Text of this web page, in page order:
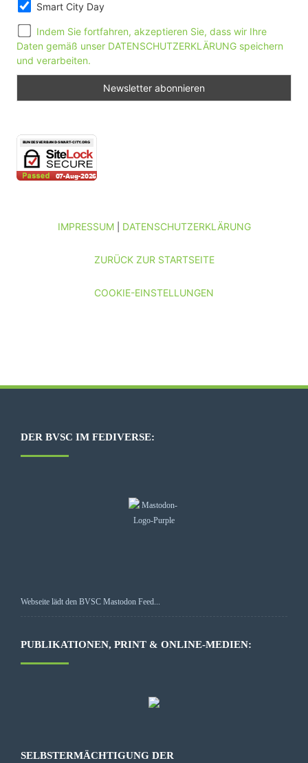
Smart City Day
Indem Sie fortfahren, akzeptieren Sie, dass wir Ihre
Daten gemäß unser DATENSCHUTZERKLÄRUNG speichern
und verarbeiten.
IMPRESSUM| DATENSCHUTZERKLÄRUNG
ZURÜCK ZUR STARTSEITE
COOKIE-EINSTELLUNGEN
DER BVSC IM FEDIVERSE:
Webseite lädt den BVSC Mastodon Feed...
PUBLIKATIONEN, PRINT & ONLINE-MEDIEN:
SELBSTERMÄCHTIGUNG DER